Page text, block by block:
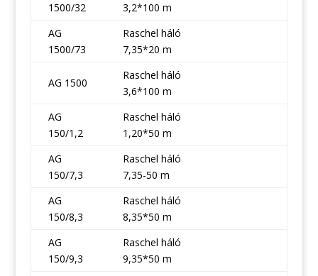
1500/32
3,2*100 m
AG
1500/73
Raschel háló
7,35*20 m
AG 1500
Raschel háló
3,6*100 m
AG
150/1,2
Raschel háló
1,20*50 m
AG
150/7,3
Raschel háló
7,35-50 m
AG
150/8,3
Raschel háló
8,35*50 m
AG
150/9,3
Raschel háló
9,35*50 m